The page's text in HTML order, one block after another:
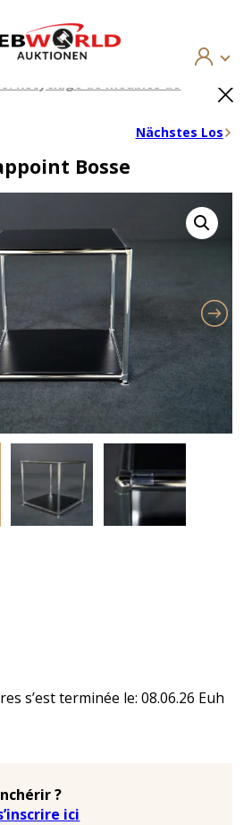
Recyclage de meubles de
Nächstes Los
Bosse
s’est terminée le:08.06.26 Euh
?
ici
×